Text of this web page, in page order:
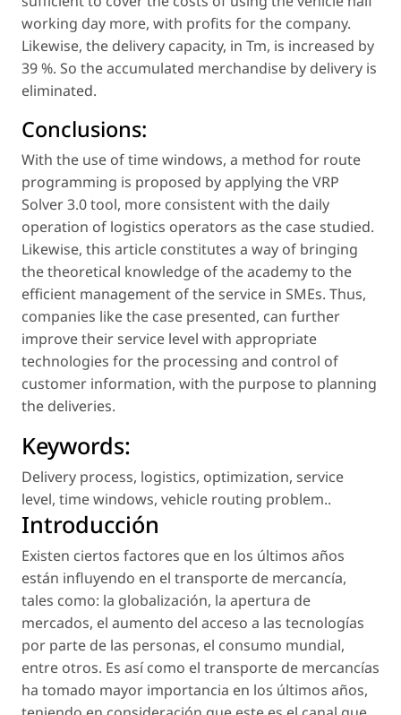
working day more, with profits for the company.
Likewise, the delivery capacity, in Tm, is increased by
39 %. So the accumulated merchandise by delivery is
eliminated.
Conclusions:
With the use of time windows, a method for route
programming is proposed by applying the VRP
Solver 3.0 tool, more consistent with the daily
operation of logistics operators as the case studied.
Likewise, this article constitutes a way of bringing
the theoretical knowledge of the academy to the
efficient management of the service in SMEs. Thus,
companies like the case presented, can further
improve their service level with appropriate
technologies for the processing and control of
customer information, with the purpose to planning
the deliveries.
Keywords:
Delivery process, logistics, optimization, service
level, time windows, vehicle routing problem..
Introducción
Existen ciertos factores que en los últimos años
están influyendo en el transporte de mercancía,
tales como: la globalización, la apertura de
mercados, el aumento del acceso a las tecnologías
por parte de las personas, el consumo mundial,
entre otros. Es así como el transporte de mercancías
ha tomado mayor importancia en los últimos años,